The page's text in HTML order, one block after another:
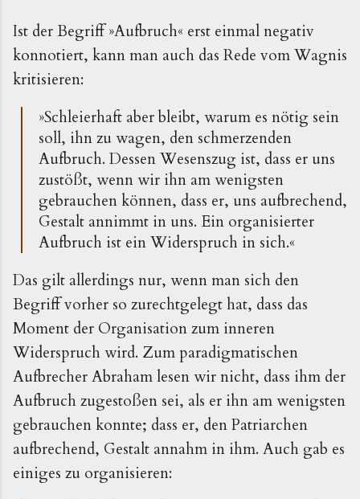
Ist der Begriff »Aufbruch« erst einmal negativ
konnotiert, kann man auch das Rede vom Wagnis
kritisieren:
»Schleierhaft aber bleibt, warum es nötig sein
soll, ihn zu wagen, den schmerzenden
Aufbruch. Dessen Wesenszug ist, dass er uns
zustößt, wenn wir ihn am wenigsten
gebrauchen können, dass er, uns aufbrechend,
Gestalt annimmt in uns. Ein organisierter
Aufbruch ist ein Widerspruch in sich.«
Das gilt allerdings nur, wenn man sich den
Begriff vorher so zurechtgelegt hat, dass das
Moment der Organisation zum inneren
Widerspruch wird. Zum paradigmatischen
Aufbrecher Abraham lesen wir nicht, dass ihm der
Aufbruch zugestoßen sei, als er ihn am wenigsten
gebrauchen konnte; dass er, den Patriarchen
aufbrechend, Gestalt annahm in ihm. Auch gab es
einiges zu organisieren: